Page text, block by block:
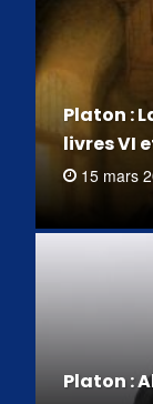
Platon :
livres VI
15 mars
Platon :